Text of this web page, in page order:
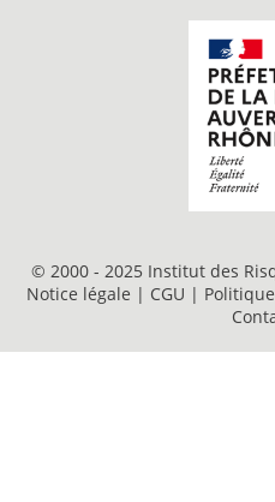
© 2000 - 2025 Institut des
Notice légale | CGU |